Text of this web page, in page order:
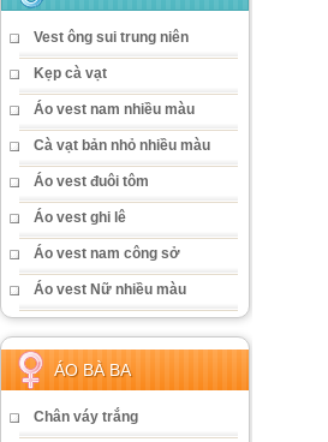
Vest ông sui trung niên
Kẹp cà vạt
Áo vest nam nhiều màu
Cà vạt bản nhỏ nhiều màu
Áo vest đuôi tôm
Áo vest ghi lê
Áo vest nam công sở
Áo vest Nữ nhiều màu
ÁO BÀ BA
Chân váy trắng